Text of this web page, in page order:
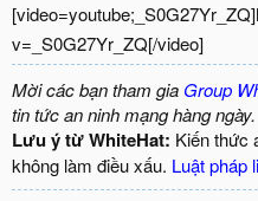
v=_S0G27Yr_ZQ[/video]
Mời các bạn tham gia Group
tin tức an ninh mạng hàng ngày.
Lưu ý từ WhiteHat: Kiến thức
không làm điều xấu. Luật pháp